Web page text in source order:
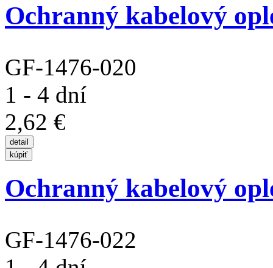
Ochranný kabelový
GF-1476-020
1 - 4 dní
2,62 €
Ochranný kabelový
GF-1476-022